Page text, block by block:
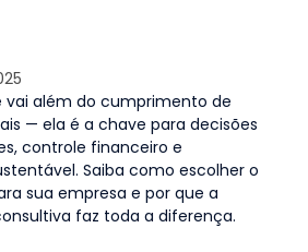
vai além do cumprimento de
— ela é a chave para decisões
controle financeiro e
Saiba como escolher o
sua empresa e por que a
faz toda a diferença.